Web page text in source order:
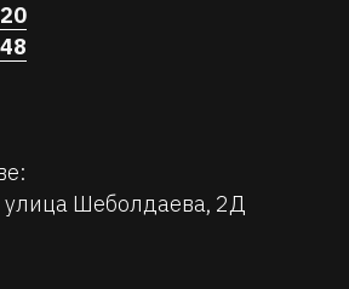
улица Шеболдаева, 2Д